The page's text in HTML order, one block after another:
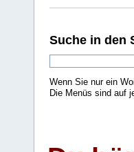
Suche in den
Wenn Sie nur ein
Die Menüs sind auf